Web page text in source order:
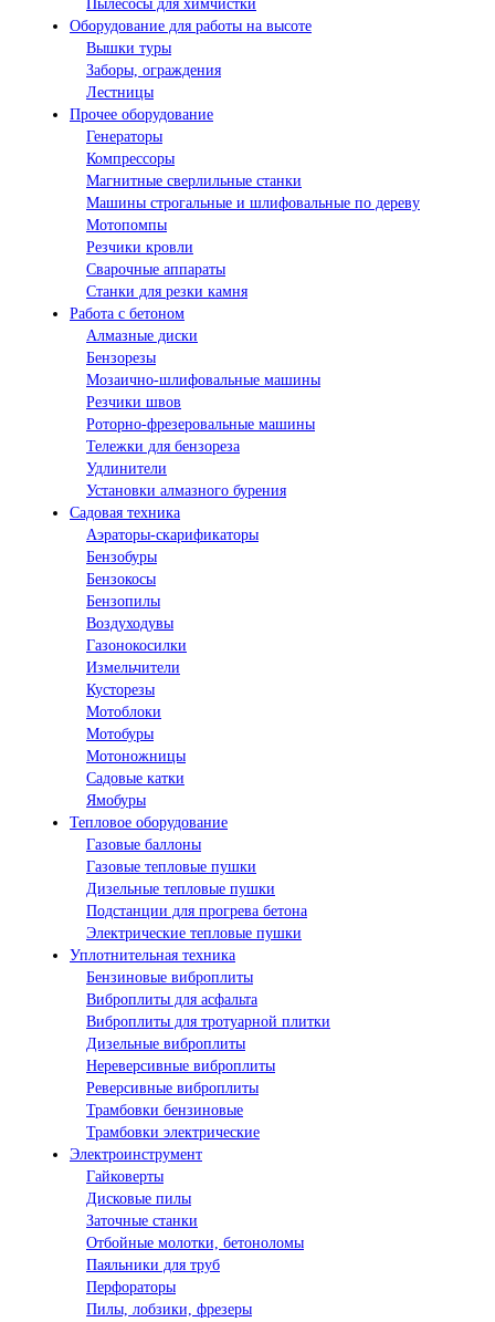
Пылесосы для химчистки
Оборудование для работы на высоте
Вышки туры
Заборы, ограждения
Лестницы
Прочее оборудование
Генераторы
Компрессоры
Магнитные сверлильные станки
Машины строгальные и шлифовальные по дереву
Мотопомпы
Резчики кровли
Сварочные аппараты
Станки для резки камня
Работа с бетоном
Алмазные диски
Бензорезы
Мозаично-шлифовальные машины
Резчики швов
Роторно-фрезеровальные машины
Тележки для бензореза
Удлинители
Установки алмазного бурения
Садовая техника
Аэраторы-скарификаторы
Бензобуры
Бензокосы
Бензопилы
Воздуходувы
Газонокосилки
Измельчители
Кусторезы
Мотоблоки
Мотобуры
Мотоножницы
Садовые катки
Ямобуры
Тепловое оборудование
Газовые баллоны
Газовые тепловые пушки
Дизельные тепловые пушки
Подстанции для прогрева бетона
Электрические тепловые пушки
Уплотнительная техника
Бензиновые виброплиты
Виброплиты для асфальта
Виброплиты для тротуарной плитки
Дизельные виброплиты
Нереверсивные виброплиты
Реверсивные виброплиты
Трамбовки бензиновые
Трамбовки электрические
Электроинструмент
Гайковерты
Дисковые пилы
Заточные станки
Отбойные молотки, бетоноломы
Паяльники для труб
Перфораторы
Пилы, лобзики, фрезеры